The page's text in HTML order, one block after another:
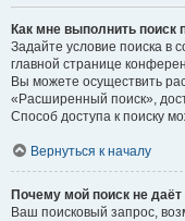
Как мне выполнить
Задайте условие поиска в
главной странице
Вы можете осуществить
«Расширенный поиск»,
Способ доступа к поиску
Вернуться к началу
Почему мой поиск не даёт
Ваш поисковый запрос,